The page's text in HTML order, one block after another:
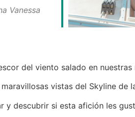
Vanessa
del viento salado en nuestras
vistas del Skyline de
y descubrir si esta afición les